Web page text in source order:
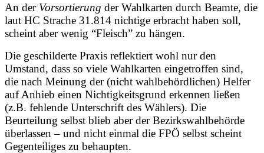
An der Vorsortierung der Wahlkarten durch Beamte, die
laut HC Strache 31.814 nichtige erbracht haben soll,
scheint aber wenig “Fleisch” zu hängen.
Die geschilderte Praxis reflektiert wohl nur den
Umstand, dass so viele Wahlkarten eingetroffen sind,
die nach Meinung der (nicht wahlbehördlichen) Helfer
auf Anhieb einen Nichtigkeitsgrund erkennen ließen
(z.B. fehlende Unterschrift des Wählers). Die
Beurteilung selbst blieb aber der Bezirkswahlbehörde
überlassen – und nicht einmal die FPÖ selbst scheint
Gegenteiliges zu behaupten.